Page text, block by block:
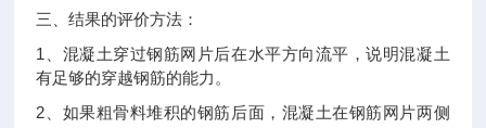
三、结果的评价方法：
1 、混凝土穿过钢筋网片后在水平方向流平，说明混凝土
有足够的穿越钢筋的能力。
2 、如果粗骨料堆积的钢筋后面，混凝土在钢筋网片两侧